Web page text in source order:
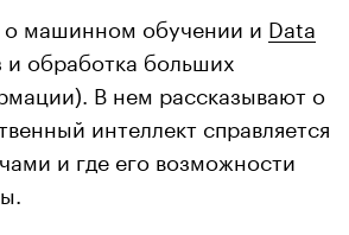
о машинном обучении и Data
и обработка больших
В нем рассказывают о
интеллект справляется
и где его возможности